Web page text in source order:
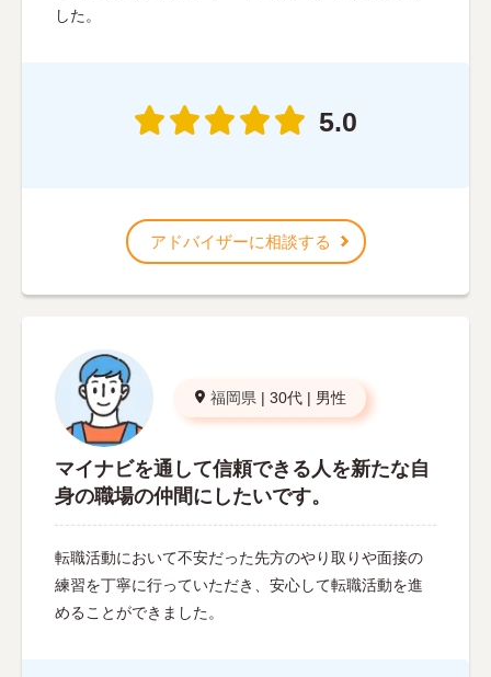
した。
5.0
アドバイザーに相談する
福岡県 | 30代 | 男性
マイナビを通して信頼できる人を新たな自
身の職場の仲間にしたいです。
転職活動において不安だった先方のやり取りや面接の
練習を丁寧に行っていただき、安心して転職活動を進
めることができました。